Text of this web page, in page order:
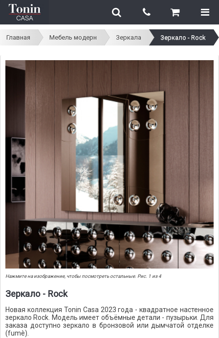
Главная Мебель модерн Зеркала Зеркало - Rock
Нажмите на изображение, чтобы посмотреть остальные. Рис. 1 из 4
Зеркало - Rock
Новая коллекция Tonin Casa 2023 года - квадратное настенное
зеркало Rock. Модель имеет объёмные детали - пузырьки. Для
заказа доступно зеркало в бронзовой или дымчатой отделке
(fumè).